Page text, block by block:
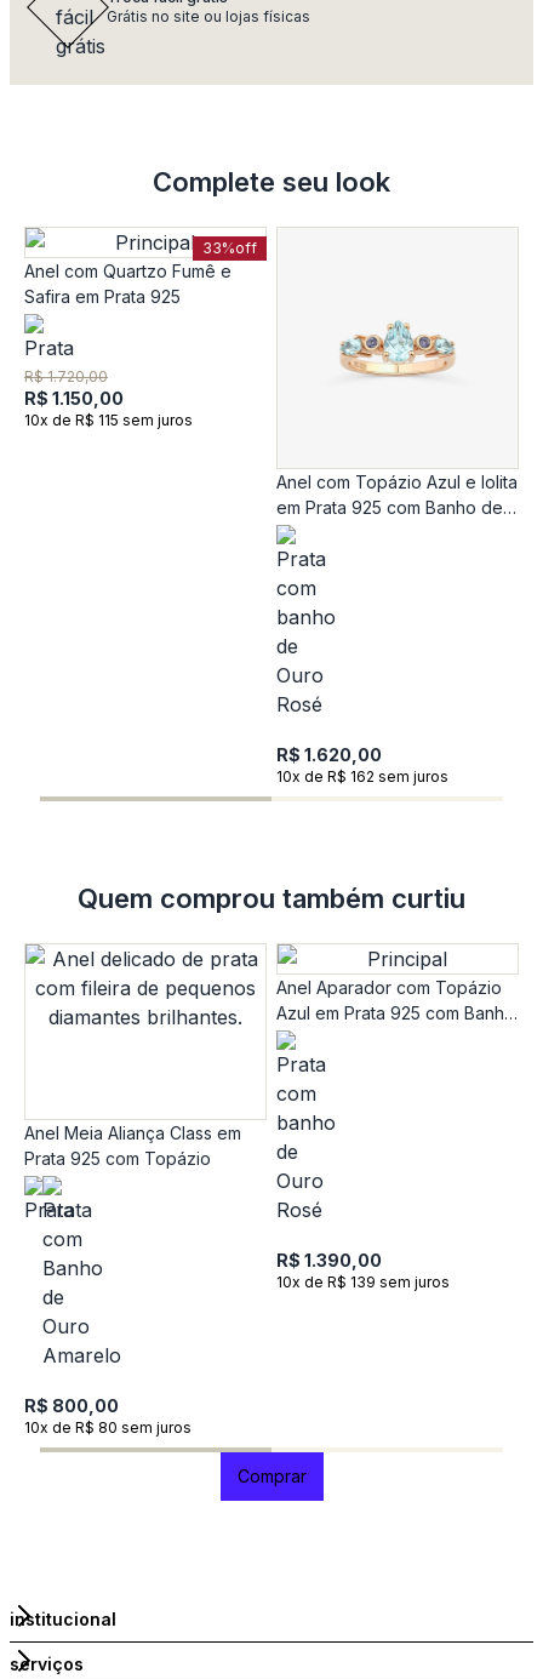
Grátis no site ou lojas físicas
Complete seu look
33%off
Anel com Quartzo Fumê e
Safira em Prata 925
R$ 1.720,00
R$ 1.150,00
10x de R$ 115 sem juros
Anel com Topázio Azul e Iolita
em Prata 925 com Banho de
Ouro Rosé 18k
R$ 1.620,00
10x de R$ 162 sem juros
Quem comprou também curtiu
Anel Meia Aliança Class em
Prata 925 com Topázio
R$ 800,00
10x de R$ 80 sem juros
Anel Aparador com Topázio
Azul em Prata 925 com Banho
de Ouro Rosé 18k
R$ 1.390,00
10x de R$ 139 sem juros
Comprar
institucional
serviços